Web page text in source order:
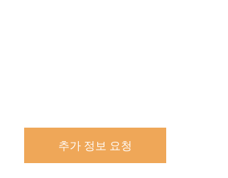
추가 정보 요청